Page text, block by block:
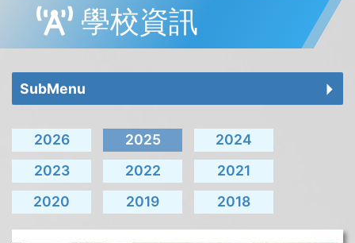
學校資訊
SubMenu
2026 2025
2024
2023
2022
2021
2020
2019 2018